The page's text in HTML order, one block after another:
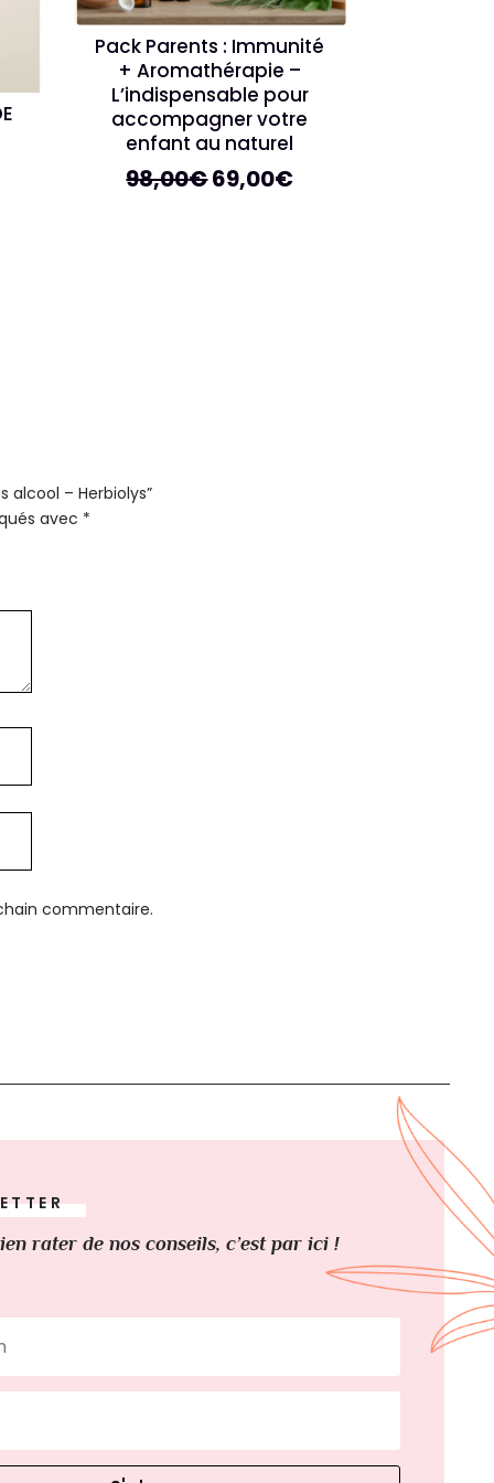
Pack Parents : Immunité
+ Aromathérapie –
L’indispensable pour
accompagner votre
enfant au naturel
98,00€Le
prix
69,00€Le
alcool – Herbiolys”
avec *
commentaire.
rater de nos conseils, c’est par ici !